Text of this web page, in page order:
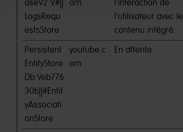
aseV2:V#||
LogsRequ
estsStore
om
l'interaction de
l'utilisateur avec le
contenu intégré.
Persistent
EntityStore
Db:Veb776
30b||#Entit
yAssociati
onStore
youtube.c
om
En attente